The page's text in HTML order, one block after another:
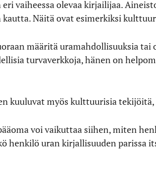
vaiheessa olevaa kirjailijaa.
Näitä ovat esimerkiksi
määritä uramahdollisuuksia
turvaverkkoja, hänen on
kuuluvat myös kulttuurisia
voi vaikuttaa siihen, miten
henkilö uran kirjallisuuden parissa